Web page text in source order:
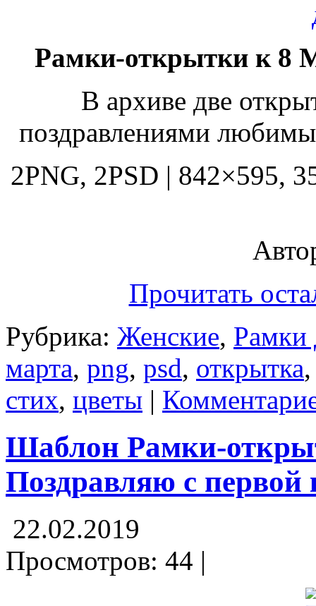
Рамки-открытки к 8
В архиве две
поздравлениями
2PNG, 2PSD | 842×595,
Прочитать
Рубрика: Женские, Рамки
марта, png, psd, открытка
стих, цветы |
Шаблон Рамки-
Поздравляю с первой
22.02.2019
Просмотров: 44 |